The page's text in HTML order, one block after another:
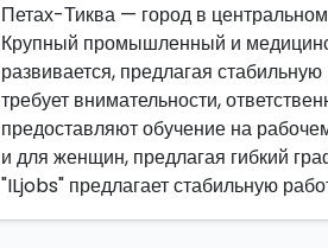
Петах-Тиква — город в
Крупный промышленный и
развивается, предлагая
требует внимательности,
предоставляют обучение на
и для женщин, предлагая гибкий
"ILjobs" предлагает стабильную